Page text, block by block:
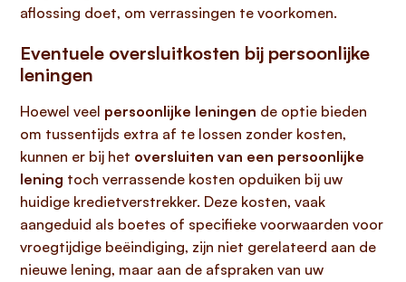
aflossing doet, om verrassingen te voorkomen.
Eventuele oversluitkosten bij persoonlijke
leningen
Hoewel veel persoonlijke leningen de optie bieden
om tussentijds extra af te lossen zonder kosten,
kunnen er bij het oversluiten van een persoonlijke
lening toch verrassende kosten opduiken bij uw
huidige kredietverstrekker. Deze kosten, vaak
aangeduid als boetes of specifieke voorwaarden voor
vroegtijdige beëindiging, zijn niet gerelateerd aan de
nieuwe lening, maar aan de afspraken van uw